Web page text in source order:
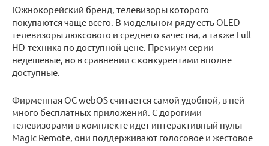
Южнокорейский бренд, телевизоры которого
покупаются чаще всего. В модельном ряду есть OLED-
телевизоры люксового и среднего качества, а также Full
HD-техника по доступной цене. Премиум серии
недешевые, но в сравнении с конкурентами вполне
доступные.
Фирменная ОС webOS считается самой удобной, в ней
много бесплатных приложений. С дорогими
телевизорами в комплекте идет интерактивный пульт
Magic Remote, они поддерживают голосовое и жестовое